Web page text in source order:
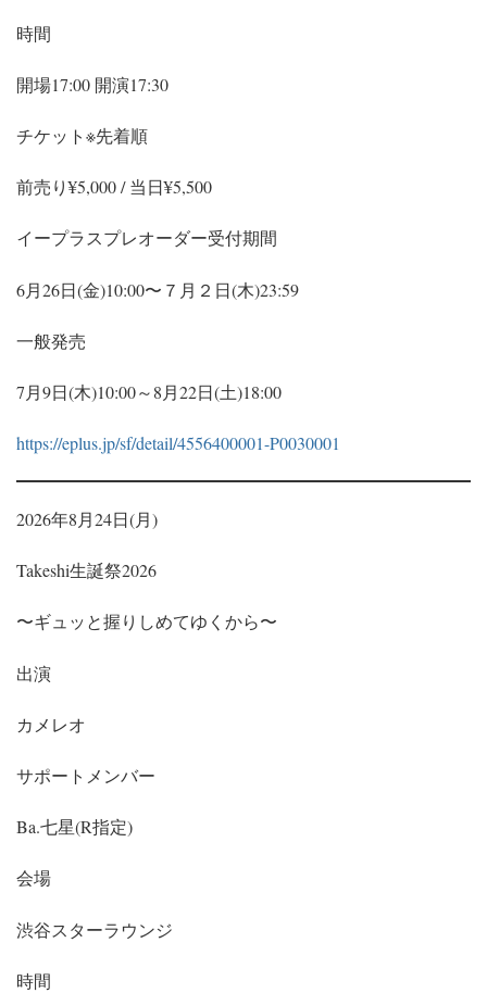
時間
開場17:00 開演17:30
チケット※先着順
前売り¥5,000 / 当日¥5,500
イープラスプレオーダー受付期間
6月26日(金)10:00〜７月２日(木)23:59
一般発売
7月9日(木)10:00～8月22日(土)18:00
https://eplus.jp/sf/detail/4556400001-P0030001
2026年8月24日(月)
Takeshi生誕祭2026
〜ギュッと握りしめてゆくから〜
出演
カメレオ
サポートメンバー
Ba.七星(R指定)
会場
渋谷スターラウンジ
時間